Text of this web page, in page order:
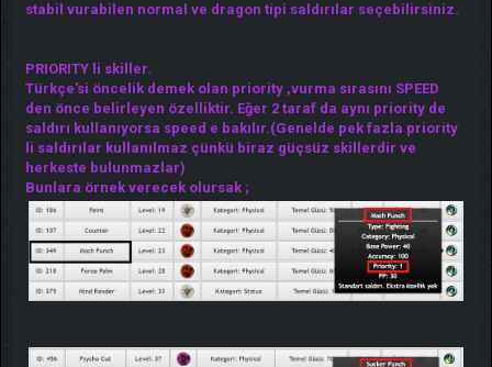
stabil vurabilen normal ve dragon tipi saldırılar seçebilirsiniz.
PRIORITY li skiller.
Türkçe'si öncelik demek olan priority ,vurma sırasını SPEED
den önce belirleyen özelliktir. Eğer 2 taraf da aynı priority de
saldırı kullanıyorsa speed e bakılır.(Genelde pek fazla priority
li saldırılar kullanılmaz çünkü biraz güçsüz skillerdir ve
herkeste bulunmazlar)
Bunlara örnek verecek olursak ;